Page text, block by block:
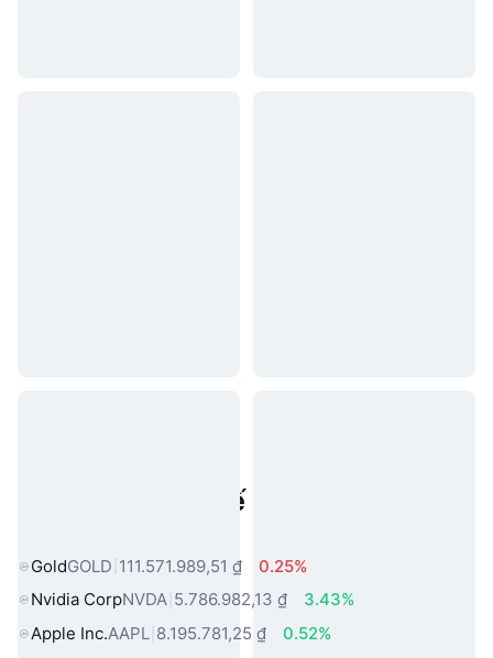
Tài sản trong thế giới thực phổ
GoldGOLD 111.571.989,51 ₫
0.25%
Nvidia CorpNVDA 5.786.982,13 ₫
3.43%
Apple Inc.AAPL 8.195.781,25 ₫
0.52%